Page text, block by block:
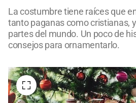
La costumbre tiene raíces que
tanto paganas como cristianas,
partes del mundo. Un poco de
consejos para ornamentarlo.